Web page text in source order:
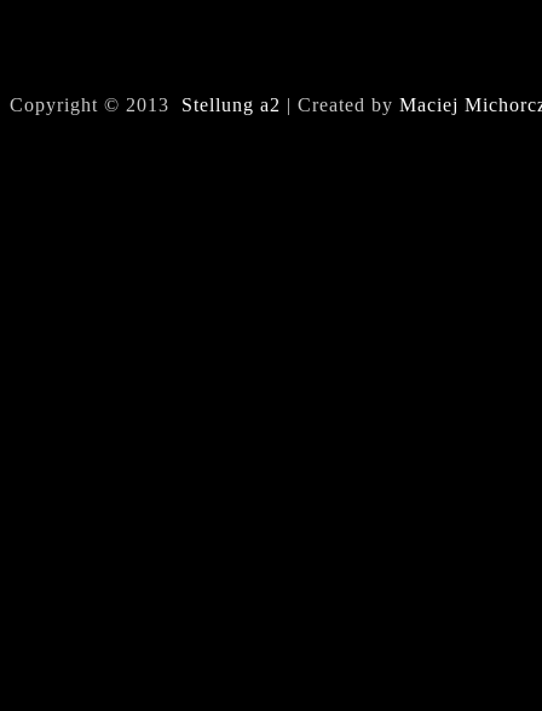
Copyright © 2013 Stellung a2 | Created by Maciej